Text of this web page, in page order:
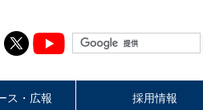
ス・広報 採用情報